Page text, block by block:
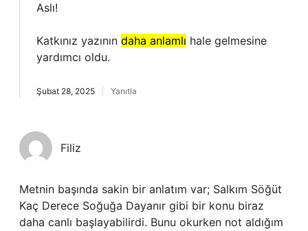
Aslı!
Katkınız yazının daha anlamlı hale gelmesine
yardımcı oldu.
Şubat 28, 2025 Yanıtla
Filiz
Metnin başında sakin bir anlatım var; Salkım Söğüt
Kaç Derece Soğuğa Dayanır gibi bir konu biraz
daha canlı başlayabilirdi. Bunu okurken not aldığım